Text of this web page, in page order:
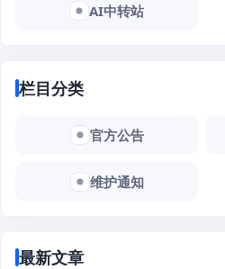
AI中转站
栏目分类
官方公告
维护通知
最新文章